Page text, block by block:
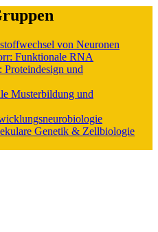
von Neuronen
Funktionale RNA
und
Musterbildung und
Genetik & Zellbiologie